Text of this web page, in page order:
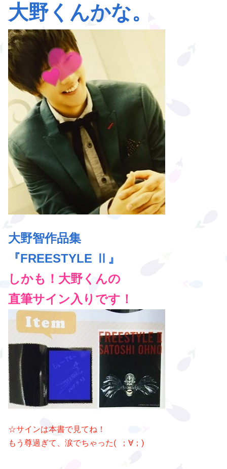
大野くんかな。
大野智作品集
『FREESTYLE Ⅱ』
しかも！大野くんの
直筆サイン入りです！
☆サインは本書で見てね！
もう尊過ぎて、涙でちゃった( ；∀；)